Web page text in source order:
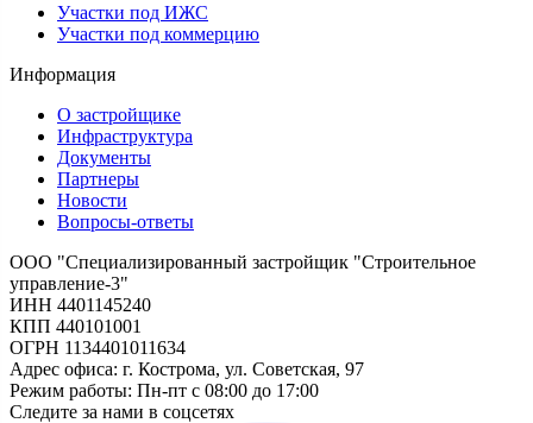
Участки под ИЖС
Участки под коммерцию
Информация
О застройщике
Инфраструктура
Документы
Партнеры
Новости
Вопросы-ответы
ООО "Специализированный застройщик "Строительное
управление-3"
ИНН 4401145240
КПП 440101001
ОГРН 1134401011634
Адрес офиса: г. Кострома, ул. Советская, 97
Режим работы: Пн-пт с 08:00 до 17:00
Следите за нами в соцсетях